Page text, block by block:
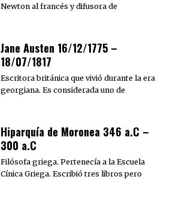
Newton al francés y difusora de
Jane Austen 16/12/1775 –
18/07/1817
Escritora británica que vivió durante la era
georgiana. Es considerada uno de
Hiparquía de Moronea 346 a.C –
300 a.C
Filósofa griega. Pertenecía a la Escuela
Cínica Griega. Escribió tres libros pero